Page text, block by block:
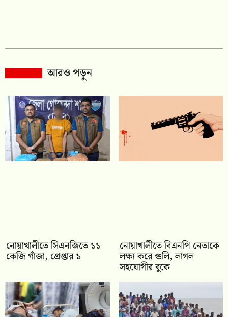
আরও পড়ুন
নোয়াখালীতে সিএনজিতে ১১
কেজি গাঁজা, গ্রেপ্তার ১
নোয়াখালীতে বিএনপি নেতাকে
লক্ষ্য করে গুলি, লাগল
সহযোগীর বুকে